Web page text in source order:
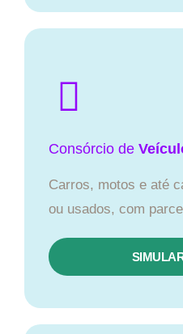
Consórcio de
Carros, motos e até
ou usados, com